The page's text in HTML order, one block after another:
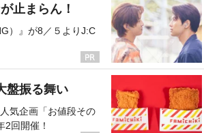
止まらん！
）』が8／５よりJ:C
盤振る舞い
気企画「お値段その
回開催！